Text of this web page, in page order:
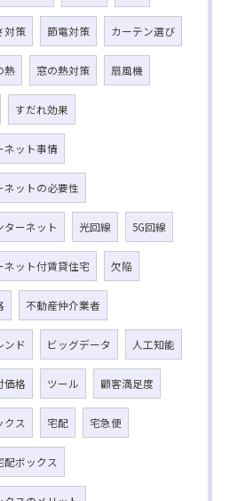
対策 節電対策 カーテン選び
熱 窓の熱対策 扇風機
すだれ効果
ネット事情
ネットの必要性
ターネット 光回線 5G回線
ネット付賃貸住宅 欠陥
不動産仲介業者
ンド ビッグデータ 人工知能
価格 ツール 顧客満足度
クス 宅配 宅急便
配ボックス